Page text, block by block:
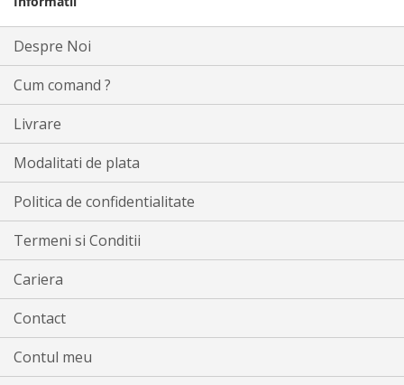
Despre Noi
Cum comand ?
Livrare
Modalitati de plata
Politica de confidentialitate
Termeni si Conditii
Cariera
Contact
Contul meu